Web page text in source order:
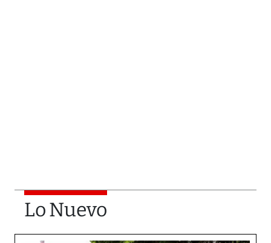
Lo Nuevo